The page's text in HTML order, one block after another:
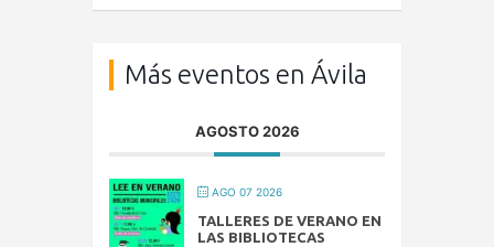
Más eventos en Ávila
AGOSTO 2026
AGO 07 2026
TALLERES DE VERANO EN
LAS BIBLIOTECAS